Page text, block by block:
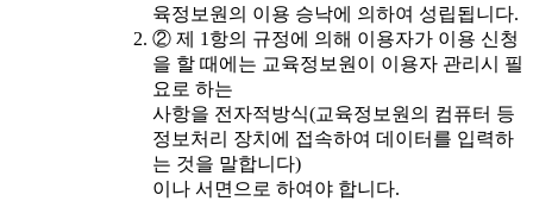
육정보원의 이용 승낙에 의하여 성립됩니다.
② 제 1항의 규정에 의해 이용자가 이용 신청
을 할 때에는 교육정보원이 이용자 관리시 필
요로 하는
사항을 전자적방식(교육정보원의 컴퓨터 등
정보처리 장치에 접속하여 데이터를 입력하
는 것을 말합니다)
이나 서면으로 하여야 합니다.